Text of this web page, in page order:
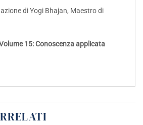
di Yogi Bhajan, Maestro di
15: Conoscenza applicata